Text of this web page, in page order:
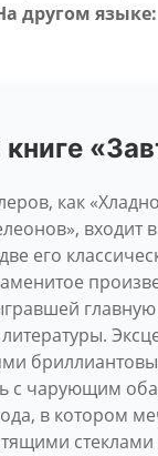
другом языке:
как
входит
его
с чарующим
в котором